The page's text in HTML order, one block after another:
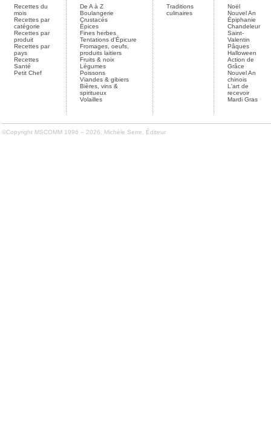
Recettes du
mois
Recettes par
catégorie
Recettes par
produit
Recettes par
pays
Recettes
Santé
Petit Chef
De A à Z
Boulangerie
Crustacés
Épices
Fines herbes
Tentations d'Épicure
Fromages, oeufs,
produits laitiers
Fruits & noix
Légumes
Poissons
Viandes & gibiers
Bières, vins &
spiritueux
Volailles
Traditions
culinaires
Noël
Nouvel An
Épiphanie
Chandeleur
Saint-
Valentin
Pâques
Halloween
Action de
Grâce
Nouvel An
chinois
L'art de
recevoir
Mardi Gras
©Copyright MSCOMM 1996 – 2026. Michèle Serre, Éditeur